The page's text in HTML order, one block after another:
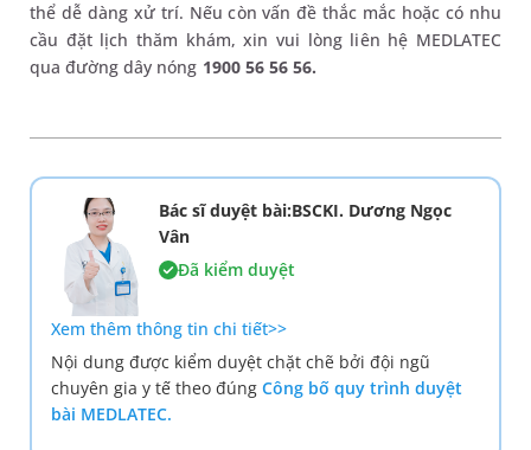
thể dễ dàng xử trí. Nếu còn vấn đề thắc mắc hoặc có nhu
cầu đặt lịch thăm khám, xin vui lòng liên hệ MEDLATEC
qua đường dây nóng 1900 56 56 56.
Bác sĩ duyệt bài:BSCKI. Dương Ngọc
Vân
Đã kiểm duyệt
Xem thêm thông tin chi tiết>>
Nội dung được kiểm duyệt chặt chẽ bởi đội ngũ
chuyên gia y tế theo đúng Công bố quy trình duyệt
bài MEDLATEC.